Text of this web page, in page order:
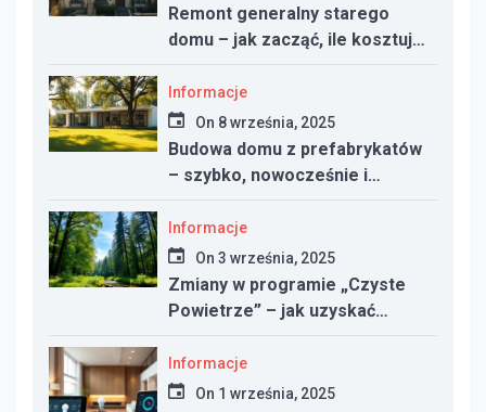
Remont generalny starego
domu – jak zacząć, ile kosztuje
i na co uważać
Informacje
On 8 września, 2025
Budowa domu z prefabrykatów
– szybko, nowocześnie i
taniej?
Informacje
On 3 września, 2025
Zmiany w programie „Czyste
Powietrze” – jak uzyskać
dotację w 2025 roku
Informacje
On 1 września, 2025